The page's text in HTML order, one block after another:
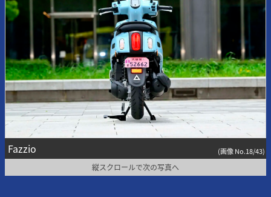
Fazzio (画像 No.18/43)
縦スクロールで次の写真へ